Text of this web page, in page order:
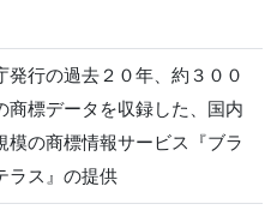
発行の過去２０年、約３００
商標データを収録した、国内
模の商標情報サービス『ブラ
ラス』の提供